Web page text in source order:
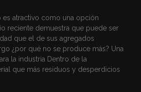
atractivo como una opción
reciente demuestra que puede ser
que el de sus agregados
¿por qué no se produce más? Una
la industria Dentro de la
que más residuos y desperdicios